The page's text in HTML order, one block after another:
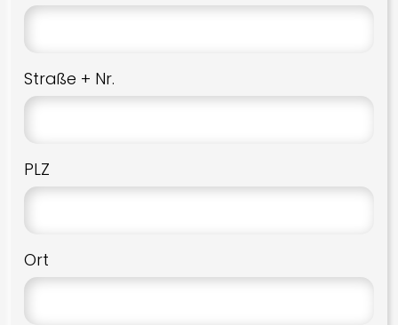
Control4
HEOS
Straße + Nr.
PLZ
Ort